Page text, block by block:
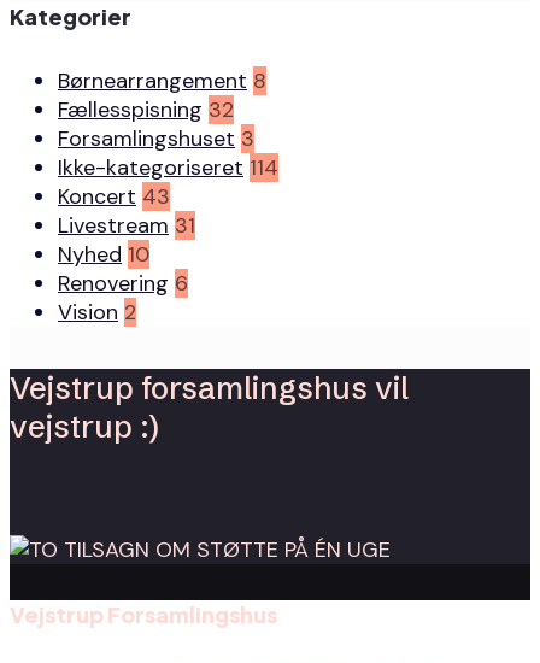
Kategorier
Børnearrangement 8
Fællesspisning 32
Forsamlingshuset 3
Ikke-kategoriseret 114
Koncert 43
Livestream 31
Nyhed 10
Renovering 6
Vision 2
Vejstrup forsamlingshus vil
vejstrup :)
Vejstrup Forsamlingshus